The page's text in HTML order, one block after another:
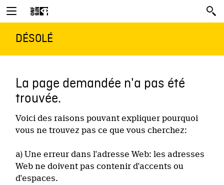
DÉSOLÉ
La page demandée n'a pas été
trouvée.
Voici des raisons pouvant expliquer pourquoi
vous ne trouvez pas ce que vous cherchez:
a) Une erreur dans l'adresse Web: les adresses
Web ne doivent pas contenir d'accents ou
d'espaces.